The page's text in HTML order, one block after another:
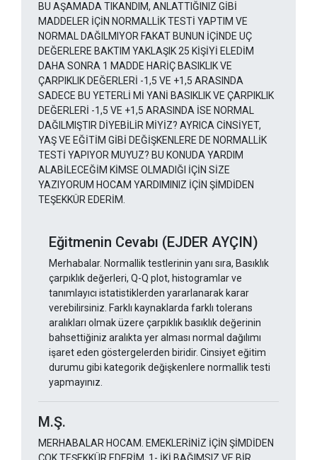
BU AŞAMADA TIKANDIM, ANLATTIĞINIZ GİBİ
MADDELER İÇİN NORMALLİK TESTİ YAPTIM VE
NORMAL DAĞILMIYOR FAKAT BUNUN İÇİNDE UÇ
DEĞERLERE BAKTIM YAKLAŞIK 25 KİŞİYİ ELEDİM
DAHA SONRA 1 MADDE HARİÇ BASIKLIK VE
ÇARPIKLIK DEĞERLERİ -1,5 VE +1,5 ARASINDA
SADECE BU YETERLİ Mİ YANİ BASIKLIK VE ÇARPIKLIK
DEĞERLERİ -1,5 VE +1,5 ARASINDA İSE NORMAL
DAĞILMIŞTIR DİYEBİLİR MİYİZ? AYRICA CİNSİYET,
YAŞ VE EĞİTİM GİBİ DEĞİŞKENLERE DE NORMALLİK
TESTİ YAPIYOR MUYUZ? BU KONUDA YARDIM
ALABİLECEĞİM KİMSE OLMADIĞI İÇİN SİZE
YAZIYORUM HOCAM YARDIMINIZ İÇİN ŞİMDİDEN
TEŞEKKÜR EDERİM.
Eğitmenin Cevabı (EJDER AYÇIN)
Merhabalar. Normallik testlerinin yanı sıra, Basıklık
çarpıklık değerleri, Q-Q plot, histogramlar ve
tanımlayıcı istatistiklerden yararlanarak karar
verebilirsiniz. Farklı kaynaklarda farklı tolerans
aralıkları olmak üzere çarpıklık basıklık değerinin
bahsettiğiniz aralıkta yer alması normal dağılımı
işaret eden göstergelerden biridir. Cinsiyet eğitim
durumu gibi kategorik değişkenlere normallik testi
yapmayınız.
M.Ş.
MERHABALAR HOCAM. EMEKLERİNİZ İÇİN ŞİMDİDEN